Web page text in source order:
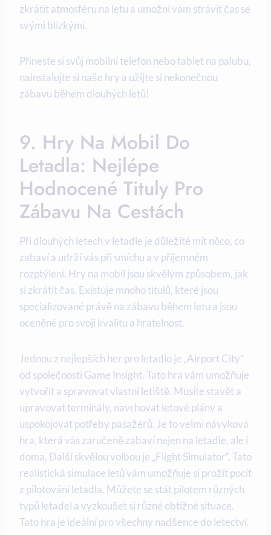
zkrátit atmosféru na letu a umožní vám strávit čas se
svými blízkými.
Přineste si svůj mobilní telefon nebo tablet na palubu,
nainstalujte si naše hry a užijte si nekonečnou
zábavu během dlouhých letů!
9. Hry Na Mobil Do
Letadla: Nejlépe
Hodnocené Tituly Pro
Zábavu Na Cestách
Při dlouhých letech v letadle je důležité mít něco, co
zabaví a udrží vás při smíchu a v příjemném
rozptýlení. Hry na mobil jsou skvělým způsobem, jak
si zkrátit čas. Existuje mnoho titulů, které jsou
specializované právě na zábavu během letu a jsou
oceněné pro svoji kvalitu a hratelnost.
Jednou z nejlepších her pro letadlo je „Airport City“
od společnosti Game Insight. Tato hra vám umožňuje
vytvořit a spravovat vlastní letiště. Musíte stavět a
upravovat terminály, navrhovat letové plány a
uspokojovat potřeby pasažérů. Je to velmi návyková
hra, která vás zaručeně zabaví nejen na letadle, ale i
doma. Další skvělou volbou je „Flight Simulator“. Tato
realistická simulace letů vám umožňuje si prožít pocit
z pilotování letadla. Můžete se stát pilotem různých
typů letadel a vyzkoušet si různé obtížné situace.
Tato hra je ideální pro všechny nadšence do letectví.